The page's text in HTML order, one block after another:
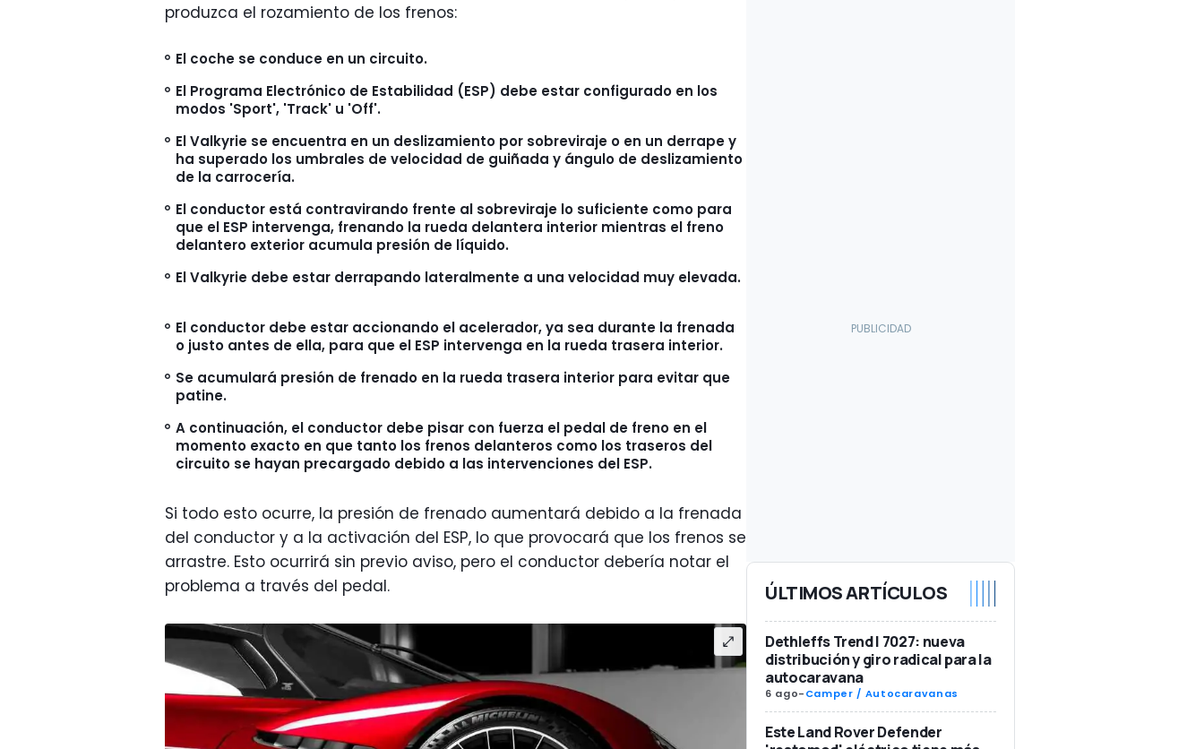
produzca el rozamiento de los frenos:
El coche se conduce en un circuito.
El Programa Electrónico de Estabilidad (ESP) debe estar configurado en los
modos 'Sport', 'Track' u 'Off'.
El Valkyrie se encuentra en un deslizamiento por sobreviraje o en un derrape y
ha superado los umbrales de velocidad de guiñada y ángulo de deslizamiento
de la carrocería.
El conductor está contravirando frente al sobreviraje lo suficiente como para
que el ESP intervenga, frenando la rueda delantera interior mientras el freno
delantero exterior acumula presión de líquido.
El Valkyrie debe estar derrapando lateralmente a una velocidad muy elevada.
El conductor debe estar accionando el acelerador, ya sea durante la frenada
o justo antes de ella, para que el ESP intervenga en la rueda trasera interior.
Se acumulará presión de frenado en la rueda trasera interior para evitar que
patine.
A continuación, el conductor debe pisar con fuerza el pedal de freno en el
momento exacto en que tanto los frenos delanteros como los traseros del
circuito se hayan precargado debido a las intervenciones del ESP.
Si todo esto ocurre, la presión de frenado aumentará debido a la frenada
del conductor y a la activación del ESP, lo que provocará que los frenos se
arrastre. Esto ocurrirá sin previo aviso, pero el conductor debería notar el
problema a través del pedal.
ÚLTIMOS ARTÍCULOS
Dethleffs Trend I 7027: nueva
distribución y giro radical para la
autocaravana
6 ago-Camper / Autocaravanas
Este Land Rover Defender